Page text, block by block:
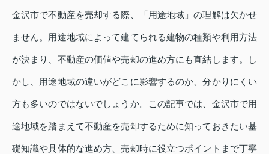
金沢市で不動産を売却する際、「用途地域」の理解は欠かせ
ません。用途地域によって建てられる建物の種類や利用方法
が決まり、不動産の価値や売却の進め方にも直結します。し
かし、用途地域の違いがどこに影響するのか、分かりにくい
方も多いのではないでしょうか。この記事では、金沢市で用
途地域を踏まえて不動産を売却するために知っておきたい基
礎知識や具体的な進め方、売却時に役立つポイントまで丁寧